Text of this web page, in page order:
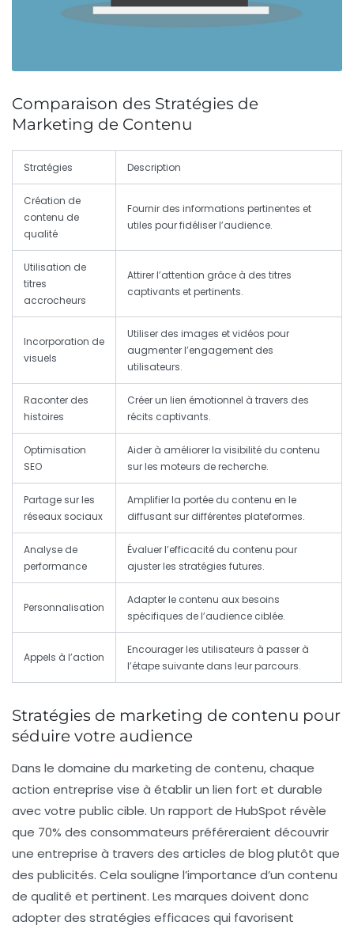
Comparaison des Stratégies de
Marketing de Contenu
Stratégies Description
Création de
contenu de
qualité
Fournir des informations pertinentes et
utiles pour fidéliser l’audience.
Utilisation de
titres
accrocheurs
Attirer l’attention grâce à des titres
captivants et pertinents.
Incorporation de
visuels
Utiliser des images et vidéos pour
augmenter l’engagement des
utilisateurs.
Raconter des
histoires
Créer un lien émotionnel à travers des
récits captivants.
Optimisation
SEO
Aider à améliorer la visibilité du contenu
sur les moteurs de recherche.
Partage sur les
réseaux sociaux
Amplifier la portée du contenu en le
diffusant sur différentes plateformes.
Analyse de
performance
Évaluer l’efficacité du contenu pour
ajuster les stratégies futures.
Personnalisation
Adapter le contenu aux besoins
spécifiques de l’audience ciblée.
Appels à l’action
Encourager les utilisateurs à passer à
l’étape suivante dans leur parcours.
Stratégies de marketing de contenu pour
séduire votre audience
Dans le domaine du marketing de contenu, chaque
action entreprise vise à établir un lien fort et durable
avec votre public cible. Un rapport de HubSpot révèle
que 70% des consommateurs préféreraient découvrir
une entreprise à travers des articles de blog plutôt que
des publicités. Cela souligne l’importance d’un contenu
de qualité et pertinent. Les marques doivent donc
adopter des stratégies efficaces qui favorisent